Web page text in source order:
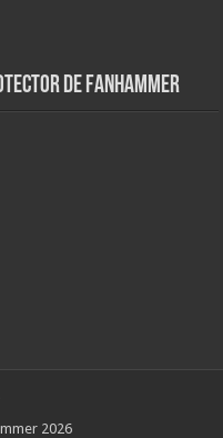
de FanHammer
2026